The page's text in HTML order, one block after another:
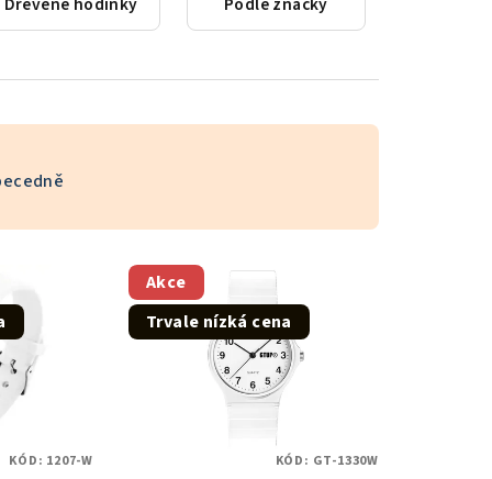
KÓD: 1207-W
Akce
Trvale nízká cena
KÓD: GT-1330W